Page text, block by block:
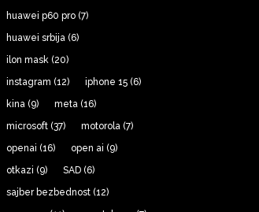
huawei p60 pro (7)
huawei srbija (6)
ilon mask (20)
instagram (12) iphone 15 (6)
kina (9) meta (16)
microsoft (37) motorola (7)
openai (16) open ai (9)
otkazi (9) SAD (6)
sajber bezbednost (12)